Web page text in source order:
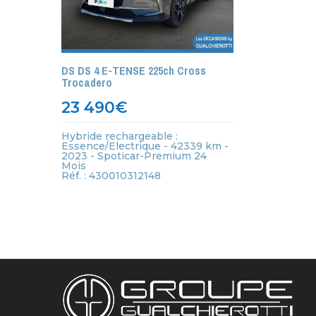
DS DS 4 E-TENSE 225ch Cross
Trocadero
23 490€
Hybride rechargeable :
Essence/Electrique - 42339 km -
2023 - Spoticar-Premium 24
Mois
Réf. : 430010312148